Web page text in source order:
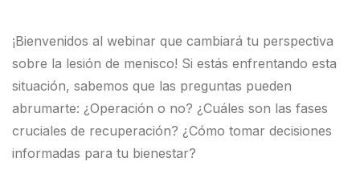
¡Bienvenidos al webinar que cambiará tu perspectiva
sobre la lesión de menisco! Si estás enfrentando esta
situación, sabemos que las preguntas pueden
abrumarte: ¿Operación o no? ¿Cuáles son las fases
cruciales de recuperación? ¿Cómo tomar decisiones
informadas para tu bienestar?